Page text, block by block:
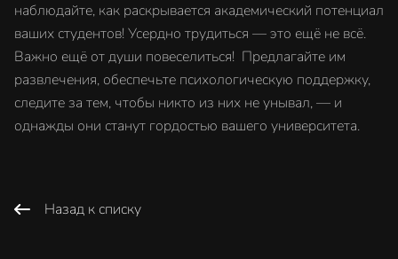
наблюдайте, как раскрывается академический потенциал
ваших студентов! Усердно трудиться — это ещё не всё.
Важно ещё от души повеселиться! Предлагайте им
развлечения, обеспечьте психологическую поддержку,
следите за тем, чтобы никто из них не унывал, — и
однажды они станут гордостью вашего университета.
Назад к списку